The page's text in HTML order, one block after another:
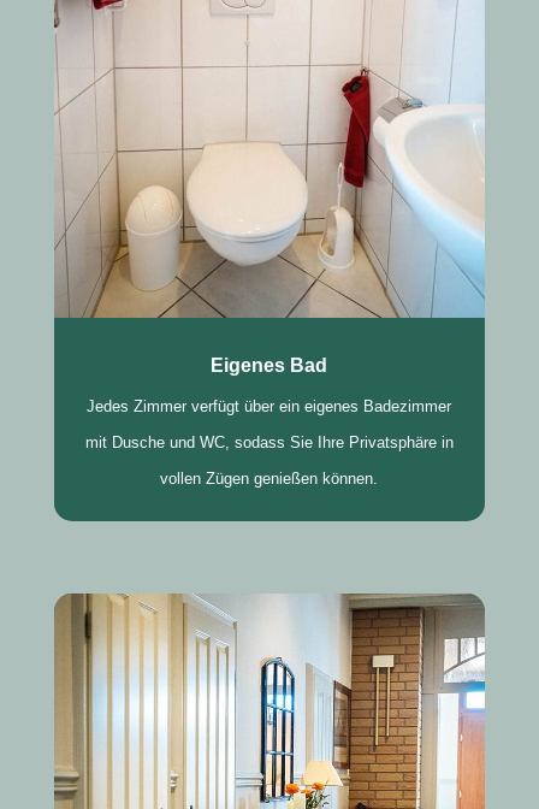
Eigenes Bad
Jedes Zimmer verfügt über ein eigenes Badezimmer
mit Dusche und WC, sodass Sie Ihre Privatsphäre in
vollen Zügen genießen können.